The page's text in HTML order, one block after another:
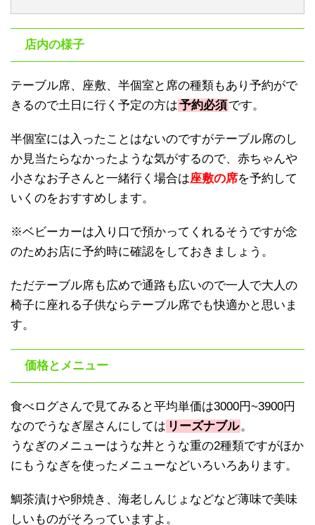
店内の様子
テーブル席、座敷、半個室と席の種類もあり予約がで
きるので土日に行く予定の方は予約必須です。
半個室には入ったことはないのですがテーブル席のし
か見当たらなかったような気がするので、赤ちゃんや
小さなお子さんと一緒行く場合は座敷の席を予約して
いくのをおすすめします。
※ベビーカーは入り口で預かってくれるそうですが念
のためお店に予約時に確認をしておきましょう。
ただテーブル席も広めで通路も広いので一人で大人の
椅子に座れる子供ならテーブル席でも快適かと思いま
す。
価格とメニュー
食べログさんで見てみると平均単価は3000円~3900円
なのでうなぎ屋さんにしては リーズナブル。
うなぎのメニューはうな丼とうな重の2種類ですがほか
にもうなぎを使ったメニューなどいろいろあります。
鯛茶漬けや卵焼き、海老しんじょなどなど薄味で美味
しいものがそろっていますよ。